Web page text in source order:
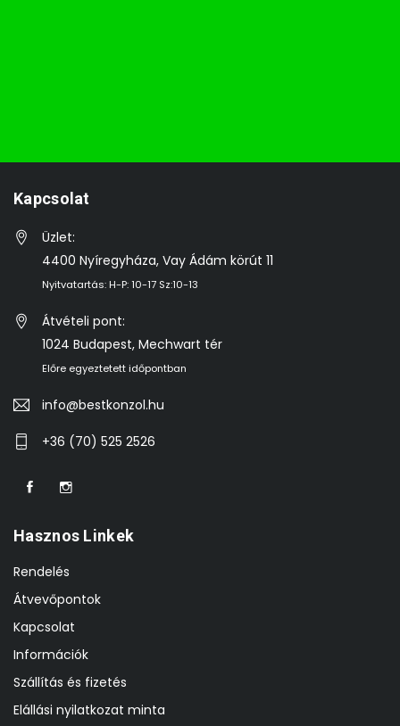
Kapcsolat
Üzlet:
4400 Nyíregyháza, Vay Ádám körút 11
Nyitvatartás: H-P: 10-17 Sz:10-13
Átvételi pont:
1024 Budapest, Mechwart tér
Előre egyeztetett időpontban
info@bestkonzol.hu
+36 (70) 525 2526
Hasznos Linkek
Rendelés
Átvevőpontok
Kapcsolat
Információk
Szállítás és fizetés
Elállási nyilatkozat minta